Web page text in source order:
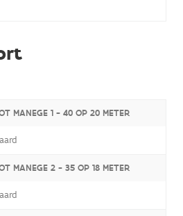
MANEGE 1 - 40 OP 20 METER
MANEGE 2 - 35 OP 18 METER